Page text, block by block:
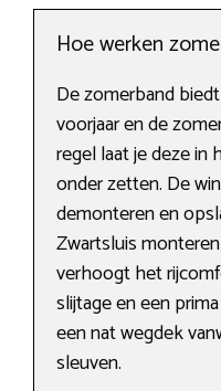
Hoe werken
De zomerband
voorjaar en de
regel laat je deze in
onder zetten. De
demonteren en
Zwartsluis
verhoogt het
slijtage en een
een nat wegdek
sleuven.